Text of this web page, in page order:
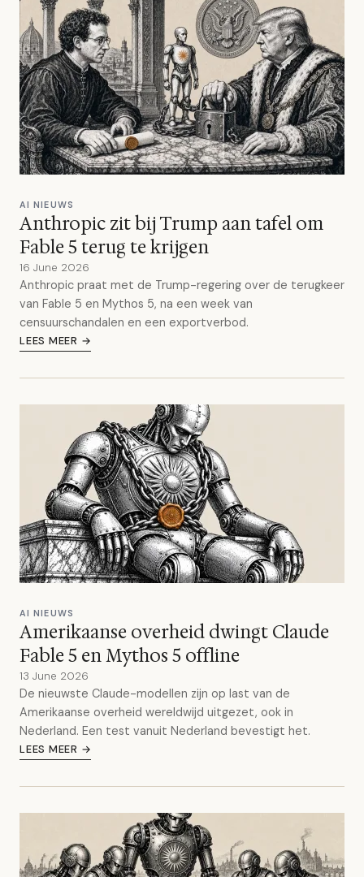
AI NIEUWS
Anthropic zit bij Trump aan tafel om
Fable 5 terug te krijgen
16 June 2026
Anthropic praat met de Trump-regering over de terugkeer
van Fable 5 en Mythos 5, na een week van
censuurschandalen en een exportverbod.
LEES MEER →
AI NIEUWS
Amerikaanse overheid dwingt Claude
Fable 5 en Mythos 5 offline
13 June 2026
De nieuwste Claude-modellen zijn op last van de
Amerikaanse overheid wereldwijd uitgezet, ook in
Nederland. Een test vanuit Nederland bevestigt het.
LEES MEER →